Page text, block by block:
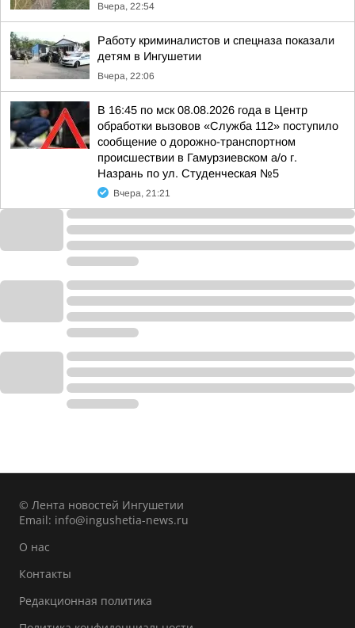
Вчера, 22:54
Работу криминалистов и спецназа показали
детям в Ингушетии
Вчера, 22:06
В 16:45 по мск 08.08.2026 года в Центр
обработки вызовов «Служба 112» поступило
сообщение о дорожно-транспортном
происшествии в Гамурзиевском а/о г.
Назрань по ул. Студенческая №5
Вчера, 21:21
© Лента новостей Ингушетии
Email: info@ingushetia-news.ru
О нас
Контакты
Редакционная политика